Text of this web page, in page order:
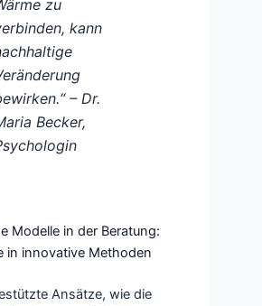
zu
kann
– Dr.
Becker,
Modelle in der Beratung:
in innovative Methoden
Ansätze, wie die